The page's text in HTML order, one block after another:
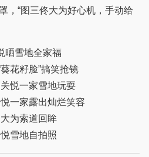
，“图三佟大为好心机，手动给
晒雪地全家福
花籽脸”搞笑抢镜
悦一家雪地玩耍
一家露出灿烂笑容
为索道回眸
雪地自拍照